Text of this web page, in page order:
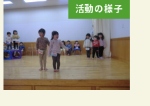
活動の様子